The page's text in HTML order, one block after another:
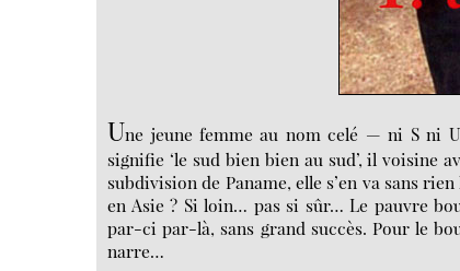
Une jeune femme au nom celé — ni S ni
signifie ‘le sud bien bien au sud’, il voisine
subdivision de Paname, elle s’en va sans
en Asie ? Si loin… pas si sûr… Le pauvre
par-ci par-là, sans grand succès. Pour le
narre…